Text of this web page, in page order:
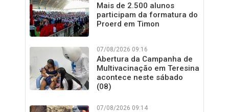
Mais de 2.500 alunos
participam da formatura do
Proerd em Timon
07/08/2026 09:16
Abertura da Campanha de
Multivacinação em Teresina
acontece neste sábado
(08)
07/08/2026 09:14